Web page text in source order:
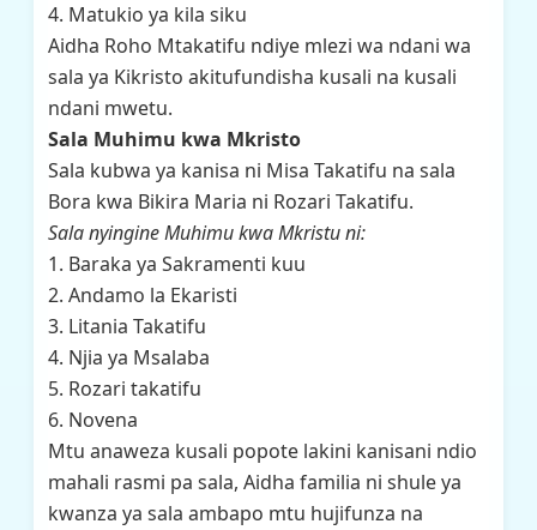
4. Matukio ya kila siku
Aidha Roho Mtakatifu ndiye mlezi wa ndani wa
sala ya Kikristo akitufundisha kusali na kusali
ndani mwetu.
Sala Muhimu kwa Mkristo
Sala kubwa ya kanisa ni Misa Takatifu na sala
Bora kwa Bikira Maria ni Rozari Takatifu.
Sala nyingine Muhimu kwa Mkristu ni:
1. Baraka ya Sakramenti kuu
2. Andamo la Ekaristi
3. Litania Takatifu
4. Njia ya Msalaba
5. Rozari takatifu
6. Novena
Mtu anaweza kusali popote lakini kanisani ndio
mahali rasmi pa sala, Aidha familia ni shule ya
kwanza ya sala ambapo mtu hujifunza na